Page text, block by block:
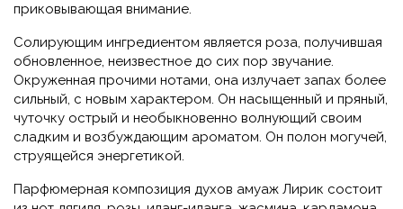
приковывающая внимание.
Солирующим ингредиентом является роза, получившая
обновленное, неизвестное до сих пор звучание.
Окруженная прочими нотами, она излучает запах более
сильный, с новым характером. Он насыщенный и пряный,
чуточку острый и необыкновенно волнующий своим
сладким и возбуждающим ароматом. Он полон могучей,
струящейся энергетикой.
Парфюмерная композиция духов амуаж Лирик состоит